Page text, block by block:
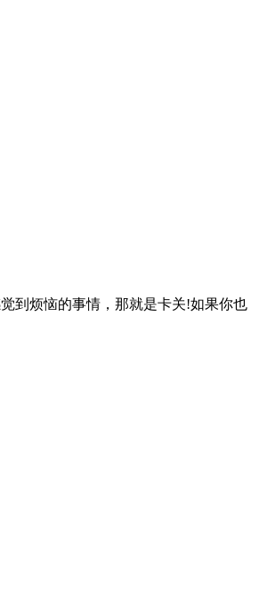
到烦恼的事情，那就是卡关!如果你也